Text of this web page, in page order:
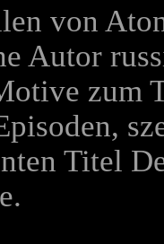
von
Autor
zum
Titel